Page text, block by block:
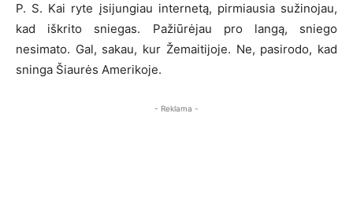
P. S. Kai ryte įsijungiau internetą, pirmiausia sužinojau,
kad iškrito sniegas. Pažiūrėjau pro langą, sniego
nesimato. Gal, sakau, kur Žemaitijoje. Ne, pasirodo, kad
sninga Šiaurės Amerikoje.
- Reklama -